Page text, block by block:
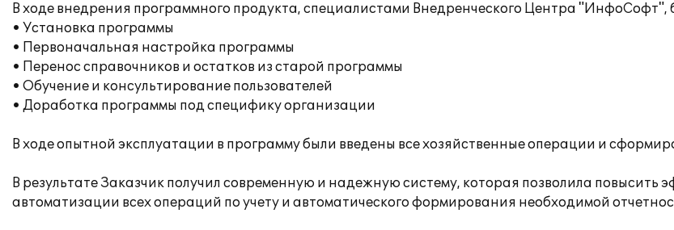
В ходе внедрения программного продукта, специалистами Внедренческого Центра
• Установка программы
• Первоначальная настройка программы
• Перенос справочников и остатков из старой программы
• Обучение и консультирование пользователей
• Доработка программы под специфику организации
В ходе опытной эксплуатации в программу были введены все хозяйственные операции и
В результате Заказчик получил современную и надежную систему, которая позволила повысить
автоматизации всех операций по учету и автоматического формирования необходимой